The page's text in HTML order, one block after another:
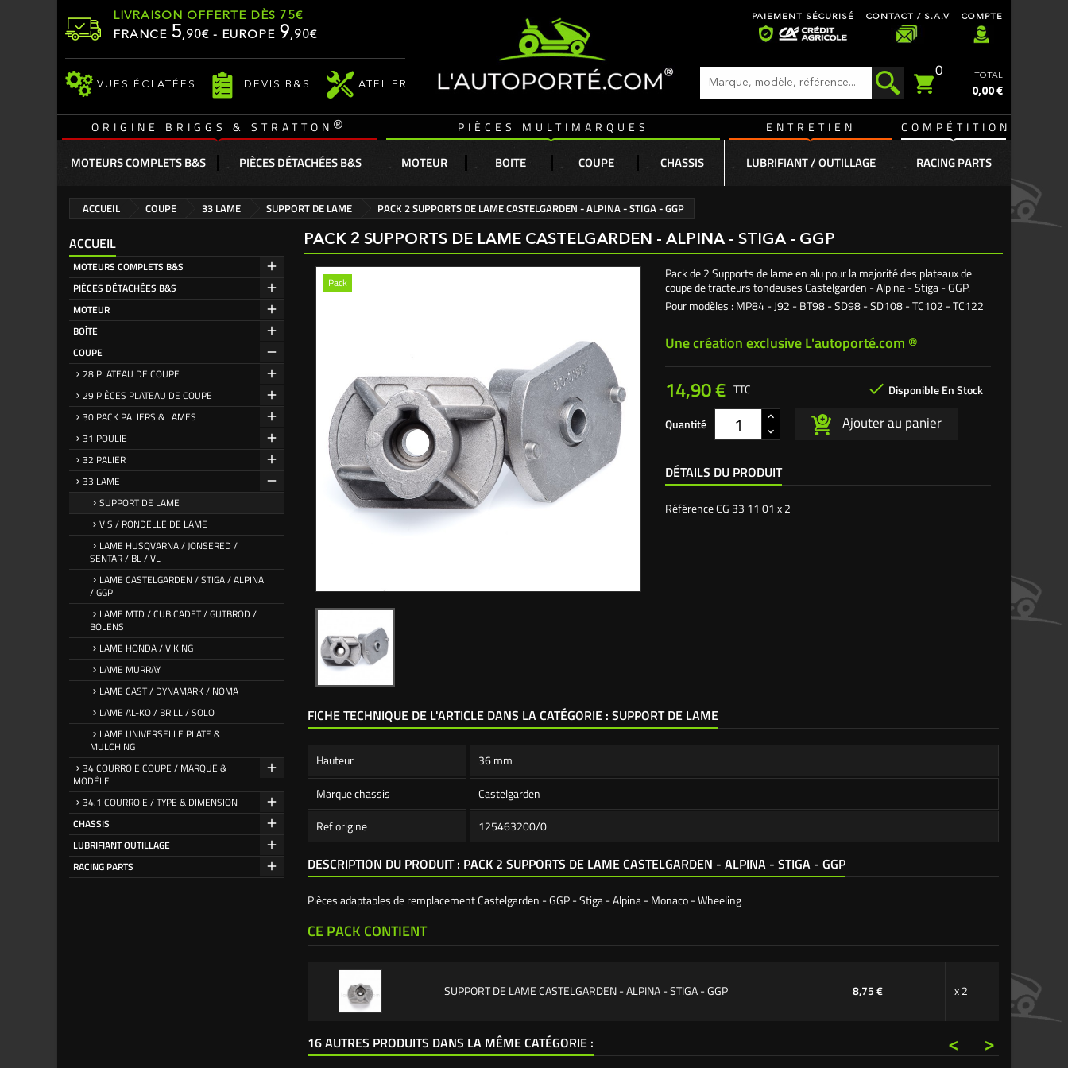
LIVRAISON OFFERTE DÈS 75€
FRANCE 5,90€ - EUROPE 9,90€
VUES ÉCLATÉES DEVIS B&S ATELIER
PAIEMENT SÉCURISÉ CONTACT / S.A.V COMPTE
0 TOTAL
0,00 €
ORIGINE BRIGGS & STRATTON ® PIÈCES MULTIMARQUES ENTRETIEN COMPÉTITION
MOTEURS COMPLETS B&S PIÈCES DÉTACHÉES B&S MOTEUR BOITE COUPE CHASSIS LUBRIFIANT / OUTILLAGE RACING PARTS
ACCUEIL COUPE 33 LAME SUPPORT DE LAME PACK 2 SUPPORTS DE LAME CASTELGARDEN - ALPINA - STIGA - GGP
ACCUEIL
MOTEURS COMPLETS B&S
PIÈCES DÉTACHÉES B&S
MOTEUR
BOÎTE
COUPE
28 PLATEAU DE COUPE
29 PIÈCES PLATEAU DE COUPE
30 PACK PALIERS & LAMES
31 POULIE
32 PALIER
33 LAME
SUPPORT DE LAME
VIS / RONDELLE DE LAME
LAME HUSQVARNA / JONSERED /
SENTAR / BL / VL
LAME CASTELGARDEN / STIGA / ALPINA
/ GGP
LAME MTD / CUB CADET / GUTBROD /
BOLENS
LAME HONDA / VIKING
LAME MURRAY
LAME CAST / DYNAMARK / NOMA
LAME AL-KO / BRILL / SOLO
LAME UNIVERSELLE PLATE &
MULCHING
34 COURROIE COUPE / MARQUE &
MODÈLE
34.1 COURROIE / TYPE & DIMENSION
CHASSIS
LUBRIFIANT OUTILLAGE
RACING PARTS
PACK 2 SUPPORTS DE LAME CASTELGARDEN - ALPINA - STIGA - GGP
Pack
Pack de 2 Supports de lame en alu pour la majorité des plateaux de
coupe de tracteurs tondeuses Castelgarden - Alpina - Stiga - GGP.
Pour modèles : MP84 - J92 - BT98 - SD98 - SD108 - TC102 - TC122
Une création exclusive L'autoporté.com ®
14,90 €  Disponible En Stock
TTC
Quantité Ajouter au panier
DÉTAILS DU PRODUIT
RéférenceCG 33 11 01 x 2
FICHE TECHNIQUE DE L'ARTICLE DANS LA CATÉGORIE : SUPPORT DE LAME
Hauteur
36 mm
Marque chassis
Castelgarden
Ref origine
125463200/0
DESCRIPTION DU PRODUIT : PACK 2 SUPPORTS DE LAME CASTELGARDEN - ALPINA - STIGA - GGP
Pièces adaptables de remplacement Castelgarden - GGP - Stiga - Alpina - Monaco - Wheeling
CE PACK CONTIENT
SUPPORT DE LAME CASTELGARDEN - ALPINA - STIGA - GGP 8,75 € x 2
16 AUTRES PRODUITS DANS LA MÊME CATÉGORIE : >
<